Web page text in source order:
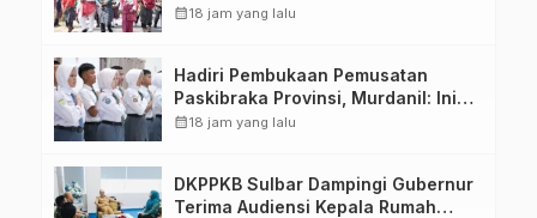
Gelar Sulo Tappidena
calendar_month18 jam yang lalu
Hadiri Pembukaan Pemusatan
Paskibraka Provinsi, Murdanil: Ini
Membentuk Karakter Hingga
calendar_month18 jam yang lalu
DKPPKB Sulbar Dampingi Gubernur
Terima Audiensi Kepala Rumah